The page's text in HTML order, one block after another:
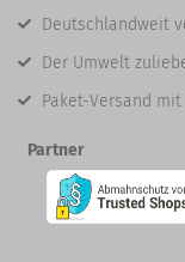
Deutschlandweit
Der Umwelt
Paket-Versand
Partner